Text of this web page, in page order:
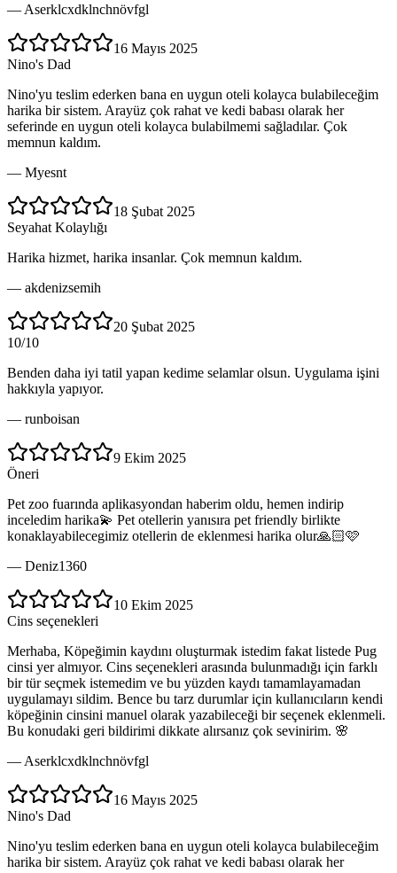
— Aserklcxdklnchnövfgl
16 Mayıs 2025
Nino's Dad
Nino'yu teslim ederken bana en uygun oteli kolayca bulabileceğim
harika bir sistem. Arayüz çok rahat ve kedi babası olarak her
seferinde en uygun oteli kolayca bulabilmemi sağladılar. Çok
memnun kaldım.
— Myesnt
18 Şubat 2025
Seyahat Kolaylığı
Harika hizmet, harika insanlar. Çok memnun kaldım.
— akdenizsemih
20 Şubat 2025
10/10
Benden daha iyi tatil yapan kedime selamlar olsun. Uygulama işini
hakkıyla yapıyor.
— runboisan
9 Ekim 2025
Öneri
Pet zoo fuarında aplikasyondan haberim oldu, hemen indirip
inceledim harika💫 Pet otellerin yanısıra pet friendly birlikte
konaklayabilecegimiz otellerin de eklenmesi harika olur🙏🏻🩷
— Deniz1360
10 Ekim 2025
Cins seçenekleri
Merhaba, Köpeğimin kaydını oluşturmak istedim fakat listede Pug
cinsi yer almıyor. Cins seçenekleri arasında bulunmadığı için farklı
bir tür seçmek istemedim ve bu yüzden kaydı tamamlayamadan
uygulamayı sildim. Bence bu tarz durumlar için kullanıcıların kendi
köpeğinin cinsini manuel olarak yazabileceği bir seçenek eklenmeli.
Bu konudaki geri bildirimi dikkate alırsanız çok sevinirim. 🌸
— Aserklcxdklnchnövfgl
16 Mayıs 2025
Nino's Dad
Nino'yu teslim ederken bana en uygun oteli kolayca bulabileceğim
harika bir sistem. Arayüz çok rahat ve kedi babası olarak her